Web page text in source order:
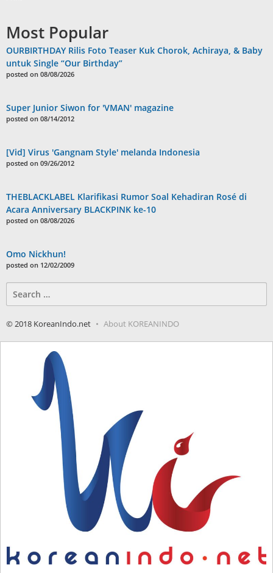
Most Popular
OURBIRTHDAY Rilis Foto Teaser Kuk Chorok, Achiraya, & Baby
untuk Single “Our Birthday”
posted on 08/08/2026
Super Junior Siwon for 'VMAN' magazine
posted on 08/14/2012
[Vid] Virus 'Gangnam Style' melanda Indonesia
posted on 09/26/2012
THEBLACKLABEL Klarifikasi Rumor Soal Kehadiran Rosé di
Acara Anniversary BLACKPINK ke-10
posted on 08/08/2026
Omo Nickhun!
posted on 12/02/2009
for:
© 2018 KoreanIndo.net About KOREANINDO